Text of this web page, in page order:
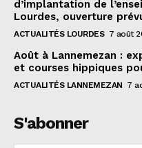
d’implantation de
Lourdes, ouverture
ACTUALITÉS LOURDES 7 août
Août à Lannemezan :
et courses hippiques
ACTUALITÉS LANNEMEZAN 7
S'abonner